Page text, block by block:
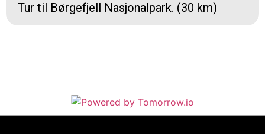
Tur til Børgefjell Nasjonalpark. (30 km)